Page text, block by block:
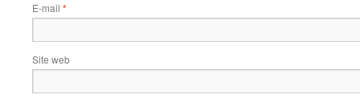
E-mail *
Site web